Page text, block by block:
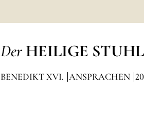
Der HEILIGE STUHL
BENEDIKT XVI. ANSPRACHEN